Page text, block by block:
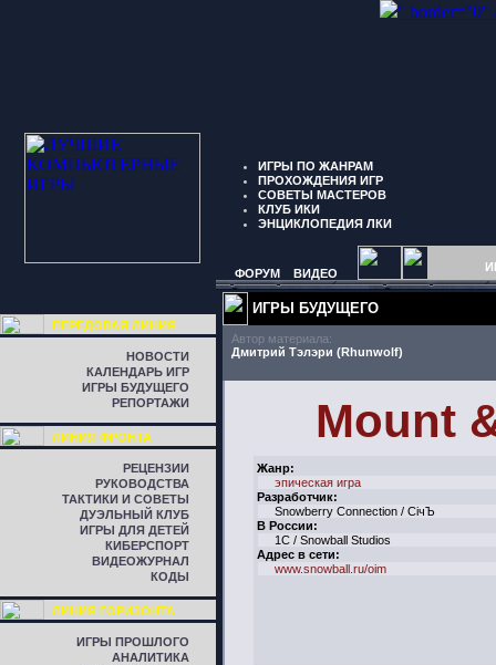
" border="0"
ИГРЫ ПО ЖАНРАМ
ПРОХОЖДЕНИЯ ИГР
СОВЕТЫ МАСТЕРОВ
КЛУБ ИКИ
ЭНЦИКЛОПЕДИЯ ЛКИ
ФОРУМ ВИДЕО
ПЕРЕДОВАЯ ЛИНИЯ
НОВОСТИ
КАЛЕНДАРЬ ИГР
ИГРЫ БУДУЩЕГО
РЕПОРТАЖИ
ЛИНИЯ ФРОНТА
РЕЦЕНЗИИ
РУКОВОДСТВА
ТАКТИКИ И СОВЕТЫ
ДУЭЛЬНЫЙ КЛУБ
ИГРЫ ДЛЯ ДЕТЕЙ
КИБЕРСПОРТ
ВИДЕОЖУРНАЛ
КОДЫ
ЛИНИЯ ГОРИЗОНТА
ИГРЫ ПРОШЛОГО
АНАЛИТИКА
ИГРЫ БУДУЩЕГО
Автор материала:
Дмитрий Тэлэри (Rhunwolf)
Mount
Жанр:
эпическая игра
Разработчик:
Snowberry Connection / СiчЪ
В России:
1C / Snowball Studios
Адрес в сети:
www.snowball.ru/oim